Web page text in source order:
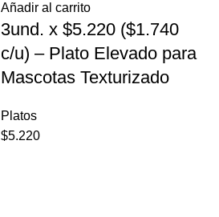
Añadir al carrito
3und. x $5.220 ($1.740
c/u) – Plato Elevado para
Mascotas Texturizado
Platos
$5.220